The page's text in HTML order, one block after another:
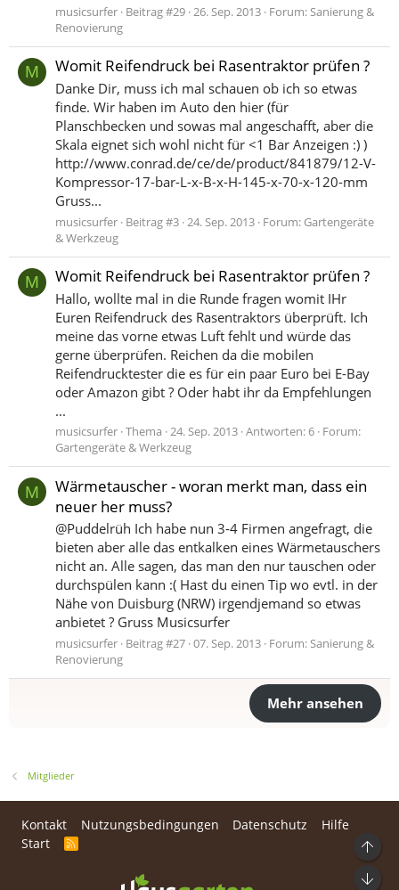
musicsurfer Beitrag #29 26. Sep. 2013 Forum:Sanierung &
Renovierung
M Womit Reifendruck bei Rasentraktor prüfen ?
Danke Dir, muss ich mal schauen ob ich so etwas
finde. Wir haben im Auto den hier (für
Planschbecken und sowas mal angeschafft, aber die
Skala eignet sich wohl nicht für <1 Bar Anzeigen :) )
http://www.conrad.de/ce/de/product/841879/12-V-
Kompressor-17-bar-L-x-B-x-H-145-x-70-x-120-mm
Gruss...
musicsurfer Beitrag #3 24. Sep. 2013 Forum: Gartengeräte
& Werkzeug
M Womit Reifendruck bei Rasentraktor prüfen ?
Hallo, wollte mal in die Runde fragen womit IHr
Euren Reifendruck des Rasentraktors überprüft. Ich
meine das vorne etwas Luft fehlt und würde das
gerne überprüfen. Reichen da die mobilen
Reifendrucktester die es für ein paar Euro bei E-Bay
oder Amazon gibt ? Oder habt ihr da Empfehlungen
...
musicsurfer Thema 24. Sep. 2013 Antworten: 6 Forum:
Gartengeräte & Werkzeug
M
Wärmetauscher - woran merkt man, dass ein
neuer her muss?
@Puddelrüh Ich habe nun 3-4 Firmen angefragt, die
bieten aber alle das entkalken eines Wärmetauschers
nicht an. Alle sagen, das man den nur tauschen oder
durchspülen kann :( Hast du einen Tip wo evtl. in der
Nähe von Duisburg (NRW) irgendjemand so etwas
anbietet ? Gruss Musicsurfer
musicsurfer Beitrag #27 07. Sep. 2013 Forum:Sanierung &
Renovierung
Mehr ansehen
Mitglieder
Kontakt Nutzungsbedingungen Datenschutz
Hilfe
Start
R